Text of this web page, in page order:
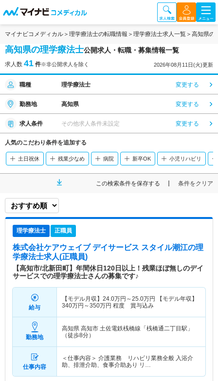
マイナビコメディカル 理学療法士の転職情報 理学療法士求人一覧 高知県の
高知県の理学療法士公開求人・転職・募集情報一覧
求人数 41 件※非公開求人を除く 2026年08月11日(火)更新
職種 理学療法士 変更する
勤務地 高知県 変更する
求人条件 その他求人条件未設定 変更する
人気のこだわり条件を追加する
土日祝休 残業少なめ 病院 新卒OK 小児リハビリ
この検索条件を保存する 条件をクリア
理学療法士 正職員
株式会社ケアウェイブ デイサービス スタイル潮江の理
学療法士求人(正職員)
【高知市/北新田町】年間休日120日以上！残業ほぼ無しのデイ
サービスでの理学療法士さんの募集です♪
給与
【モデル月収】 24.0万円～25.0万円
【モデル年収】
340万円～350万円 程度 賞与込み
勤務地
高知県 高知市 土佐電鉄桟橋線「桟橋通二丁目駅」
（徒歩8分）
仕事内容
＜仕事内容＞ 介護業務 リハビリ業務全般 入浴介
助、排泄介助、食事介助あり リ…